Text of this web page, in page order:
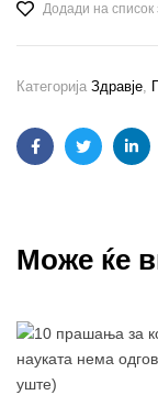
Додади на список
Категорија Здравје,
FacebookTwitter
Може ќе